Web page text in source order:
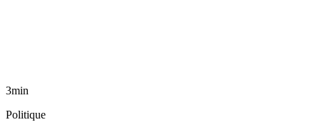
3min
Politique